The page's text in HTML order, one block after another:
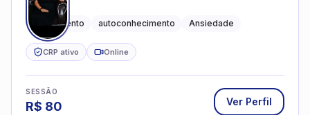
Acolhimento autoconhecimento Ansiedade
CRP ativo Online
SESSÃO
R$ 80 Ver Perfil